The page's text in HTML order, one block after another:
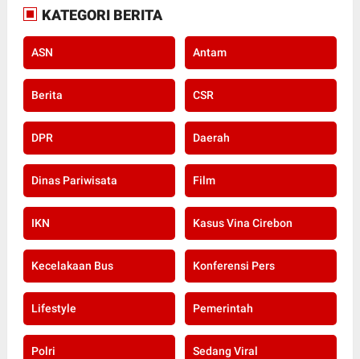
KATEGORI BERITA
ASN Antam
Berita CSR
DPR Daerah
Dinas Pariwisata Film
IKN Kasus Vina Cirebon
Kecelakaan Bus Konferensi Pers
Lifestyle Pemerintah
Polri Sedang Viral